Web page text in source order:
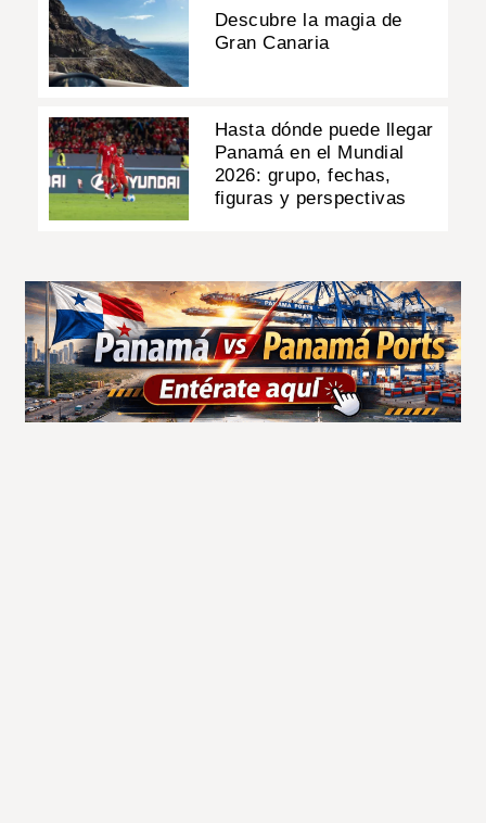
Descubre la magia de
Gran Canaria
Hasta dónde puede llegar
Panamá en el Mundial
2026: grupo, fechas,
figuras y perspectivas